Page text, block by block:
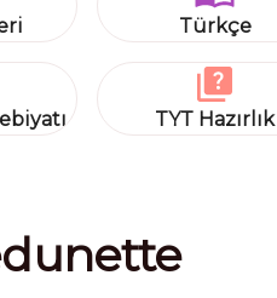
Türkçe
TYT Hazırlık